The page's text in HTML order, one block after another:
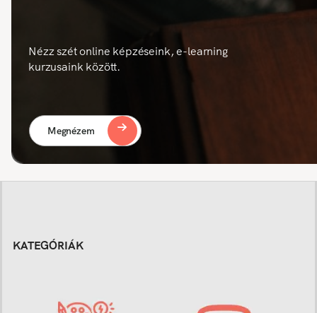
Nézz szét online képzéseink, e-learning
kurzusaink között.
Megnézem
KATEGÓRIÁK